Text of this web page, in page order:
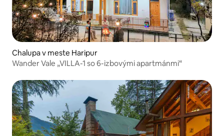
Chalupa v meste Haripur
Wander Vale „VILLA-1 so 6-izbovými apartmánmi“